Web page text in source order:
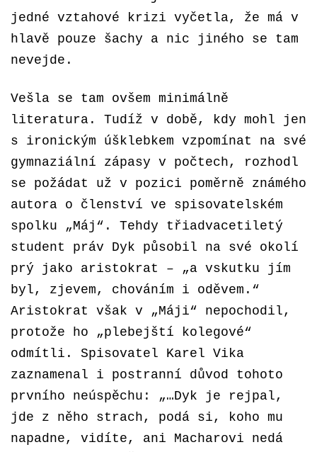
jedné vztahové krizi vyčetla, že má v
hlavě pouze šachy a nic jiného se tam
nevejde.
Vešla se tam ovšem minimálně
literatura. Tudíž v době, kdy mohl jen
s ironickým úšklebkem vzpomínat na své
gymnaziální zápasy v počtech, rozhodl
se požádat už v pozici poměrně známého
autora o členství ve spisovatelském
spolku „Máj“. Tehdy třiadvacetiletý
student práv Dyk působil na své okolí
prý jako aristokrat – „a vskutku jím
byl, zjevem, chováním i oděvem.“
Aristokrat však v „Máji“ nepochodil,
protože ho „plebejští kolegové“
odmítli. Spisovatel Karel Vika
zaznamenal i postranní důvod tohoto
prvního neúspěchu: „…Dyk je rejpal,
jde z něho strach, podá si, koho mu
napadne, vidíte, ani Macharovi nedá